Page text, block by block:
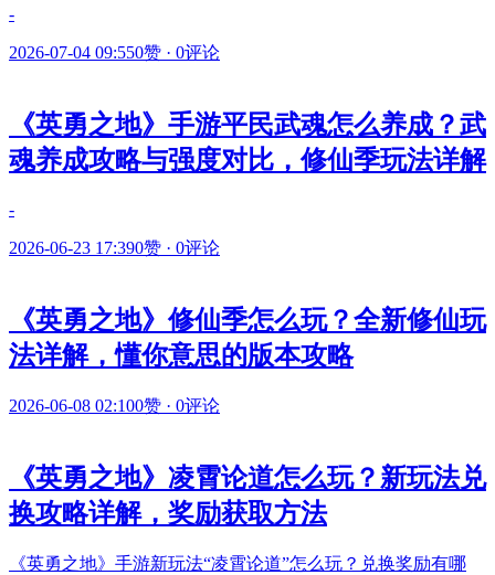
-
2026-07-04 09:550赞 · 0评论
《英勇之地》手游平民武魂怎么养成？武
魂养成攻略与强度对比，修仙季玩法详解
-
2026-06-23 17:390赞 · 0评论
《英勇之地》修仙季怎么玩？全新修仙玩
法详解，懂你意思的版本攻略
2026-06-08 02:100赞 · 0评论
《英勇之地》凌霄论道怎么玩？新玩法兑
换攻略详解，奖励获取方法
《英勇之地》手游新玩法“凌霄论道”怎么玩？兑换奖励有哪